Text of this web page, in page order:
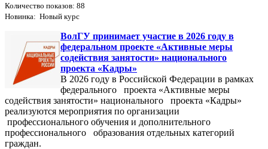
Количество показов: 88
Новинка: Новый курс
ВолГУ принимает участие в 2026 году в
федеральном проекте «Активные меры
содействия занятости» национального
проекта «Кадры»
В 2026 году в Российской Федерации в рамках
федерального проекта «Активные меры
содействия занятости» национального проекта «Кадры»
реализуются мероприятия по организации
профессионального обучения и дополнительного
профессионального образования отдельных категорий
граждан.